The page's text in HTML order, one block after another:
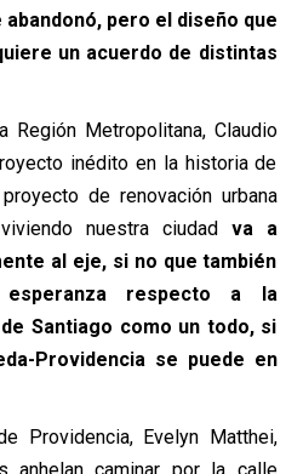
pero el diseño que
un acuerdo de distintas
Región Metropolitana, Claudio
inédito en la historia de
de renovación urbana
nuestra ciudad va a
al eje, si no que también
respecto a la
Santiago como un todo, si
Providencia se puede en
Providencia, Evelyn Matthei,
anhelan caminar por la calle